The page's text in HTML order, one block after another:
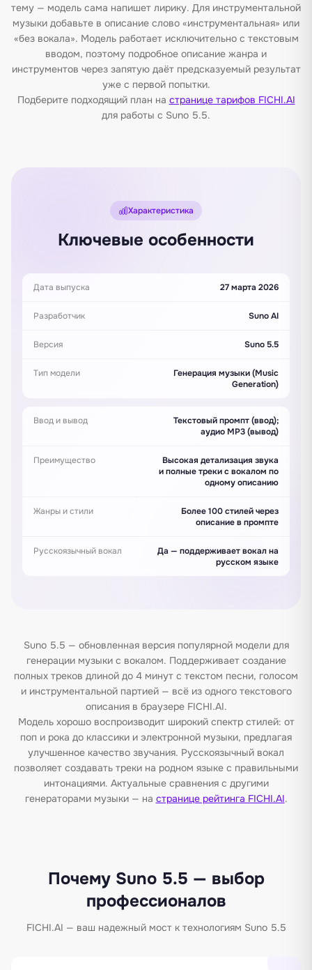
тему — модель сама напишет лирику. Для инструментальной
музыки добавьте в описание слово «инструментальная» или
«без вокала». Модель работает исключительно с текстовым
вводом, поэтому подробное описание жанра и
инструментов через запятую даёт предсказуемый результат
уже с первой попытки.
Подберите подходящий план на странице тарифов FICHI.AI
для работы с Suno 5.5.
Характеристика
Ключевые особенности
Дата выпуска 27 марта 2026
Разработчик Suno AI
Версия Suno 5.5
Тип модели
Генерация музыки (Music
Generation)
Ввод и вывод
Текстовый промпт (ввод);
аудио MP3 (вывод)
Преимущество
Высокая детализация звука
и полные треки с вокалом по
одному описанию
Жанры и стили
Более 100 стилей через
описание в промпте
Русскоязычный вокал
Да — поддерживает вокал на
русском языке
Suno 5.5 — обновленная версия популярной модели для
генерации музыки с вокалом. Поддерживает создание
полных треков длиной до 4 минут с текстом песни, голосом
и инструментальной партией — всё из одного текстового
описания в браузере FICHI.AI.
Модель хорошо воспроизводит широкий спектр стилей: от
поп и рока до классики и электронной музыки, предлагая
улучшенное качество звучания. Русскоязычный вокал
позволяет создавать треки на родном языке с правильными
интонациями. Актуальные сравнения с другими
генераторами музыки — на странице рейтинга FICHI.AI.
Почему Suno 5.5 — выбор
профессионалов
FICHI.AI — ваш надежный мост к технологиям Suno 5.5